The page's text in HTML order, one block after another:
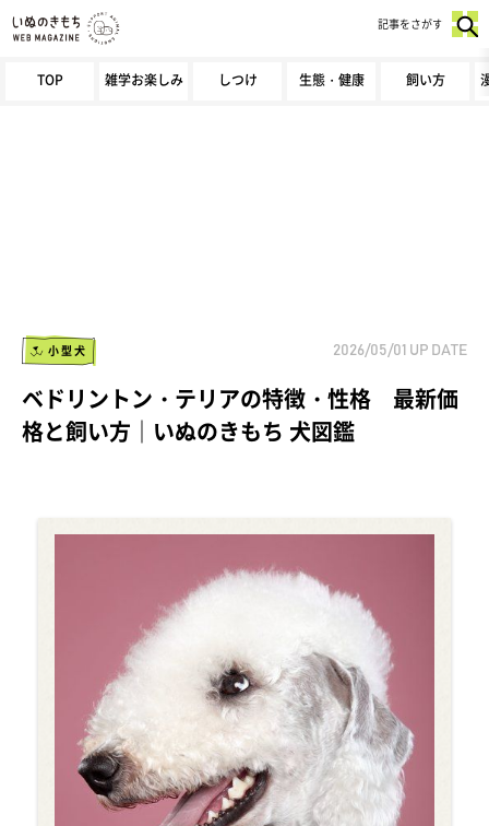
TOP 雑学お楽しみ しつけ 生態・健康 飼い方
記事をさがす
小型犬 2026/05/01 UP DATE
ベドリントン・テリアの特徴・性格 最新価
格と飼い方｜いぬのきもち 犬図鑑